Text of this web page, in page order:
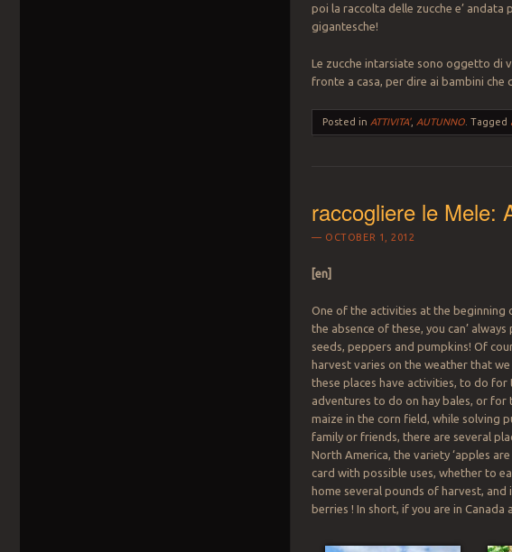
poi la raccolta delle zucche e’
gigantesche!
Le zucche intarsiate sono oggetto di
fronte a casa, per dire ai bambini
Posted in ATTIVITA', AUTUNNO .Tagged
raccogliere le Mele:
OCTOBER 1, 2012
[en]
One of the activities at the beginning
the absence of these, you can’
seeds, peppers and pumpkins! Of
harvest varies on the weather that
these places have activities, to do for
adventures to do on hay bales, or for
maize in the corn field, while solving
family or friends, there are several
North America, the variety ‘apples
card with possible uses, whether to
home several pounds of harvest,
berries ! In short, if you are in